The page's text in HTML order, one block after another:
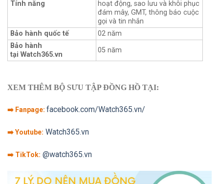
Tính năng
hoạt động, sao lưu và khôi phục
đám mây, GMT, thông báo cuộc
gọi và tin nhắn
Bảo hành quốc tế
02 năm
Bảo hành
tại Watch365.vn
05 năm
XEM THÊM BỘ SƯU TẬP ĐỒNG HỒ TẠI:
➡️ Fanpage: facebook.com/Watch365.vn/
➡️ Youtube: Watch365.vn
➡️ TikTok: @watch365.vn